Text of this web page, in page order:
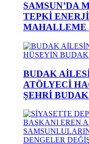
SAMSUN’DA
TEPKİ
MAHALLEME
BUDAK
ATÖLYECİ
ŞEHRİ